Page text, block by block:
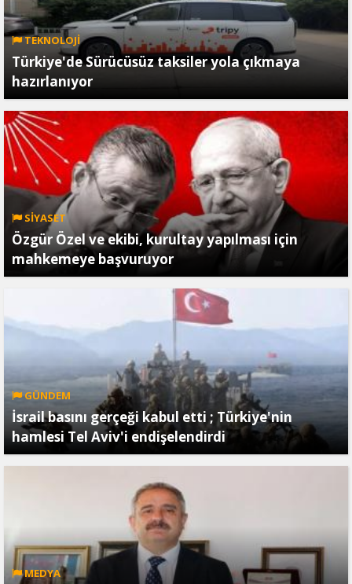
TEKNOLOJİ
Türkiye'de Sürücüsüz taksiler yola çıkmaya
hazırlanıyor
SİYASET
Özgür Özel ve ekibi, kurultay yapılması için
mahkemeye başvuruyor
GÜNDEM
İsrail basını gerçeği kabul etti ; Türkiye'nin
hamlesi Tel Aviv'i endişelendirdi
MEDYA